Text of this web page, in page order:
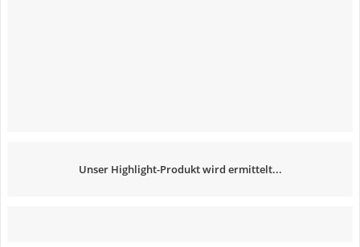
Unser Highlight-Produkt wird ermittelt...